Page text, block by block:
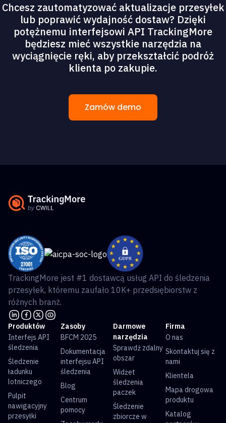
Chcesz zautomatyzować aktualizacje przesyłek
lub poprawić wydajność dostaw? Dzięki
potężnemu interfejsowi API TrackingMore
będziesz mieć wszystkie narzędzia na
wyciągnięcie ręki, aby przekształcić podróż
klienta po zakupie.
Zamów demo
TrackingMore jest #1 dostawcą usług API do śledzenia
przesyłek, któremu zaufało 10K+ przedsiębiorstw z
różnych branż.
Produktów
Interfejs API
śledzenia
Śledzenie
ładunku
lotniczego
Pulpit
nawigacyjny
przesyłki
Zasoby
BFCM 2025
Dokumentacja
interfejsu API
śledzenia
Blog
Centrum
pomocy
Darmowe
narzędzia
Sprawdź zdalny
obszar
Widżet
śledzenia
paczek
Śledzenie
zbiorcze w
Firma
O nas
Skontaktuj się z
nami
Klientela
Mapa drogowa
produktu
Katalog